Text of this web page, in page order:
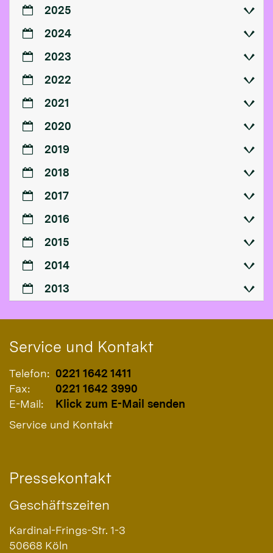
2025
2024
2023
2022
2021
2020
2019
2018
2017
2016
2015
2014
2013
Service und Kontakt
Telefon: 0221 1642 1411
Fax:
0221 1642 3990
E-Mail:
Klick zum E-Mail senden
Service und Kontakt
Pressekontakt
Geschäftszeiten
Kardinal-Frings-Str. 1-3
50668 Köln